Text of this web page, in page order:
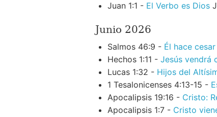
Juan 1:1 - El Verbo es Dios
Junio 2026
Salmos 46:9 - Él hace
Hechos 1:11 - Jesús vendrá
Lucas 1:32 - Hijos del
1 Tesalonicenses 4:13-15 -
Apocalipsis 19:16 - Cristo:
Apocalipsis 1:7 - Cristo